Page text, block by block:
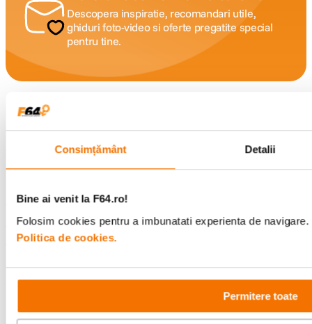
Consimțământ Detalii
Bine ai venit la F64.ro!
Folosim cookies pentru a imbunatati experienta de
Politica de cookies.
Permitere toate
Descopera inspiratie, recomandari utile,
ghiduri foto-video si oferte pregatite special
pentru tine.
Consultanta
specializata
Suport
Service si garantii